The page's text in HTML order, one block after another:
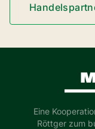
Eine
Röttger zum